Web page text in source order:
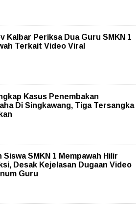
Kalbar Periksa Dua Guru SMKN 1
Terkait Video Viral
Kasus Penembakan
Di Singkawang, Tiga Tersangka
Siswa SMKN 1 Mempawah Hilir
Desak Kejelasan Dugaan Video
Guru